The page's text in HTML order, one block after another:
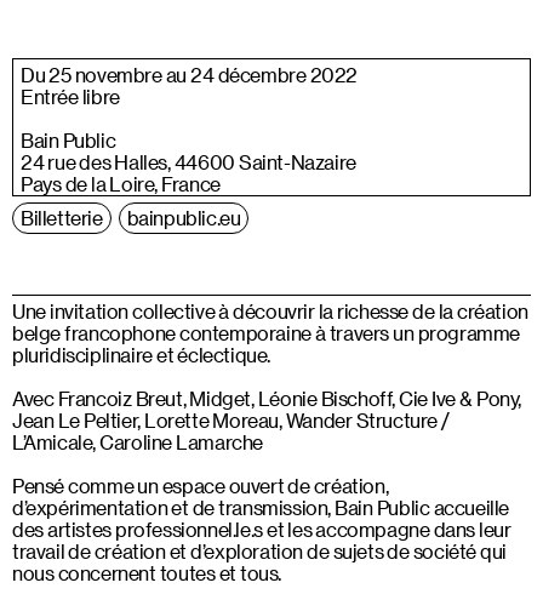
Du 25 novembre au 24 décembre 2022
Entrée libre
Bain Public
24 rue des Halles, 44600 Saint-Nazaire
Pays de la Loire, France
Billetterie
bainpublic.eu
Une invitation collective à découvrir la richesse de la création
belge francophone contemporaine à travers un programme
pluridisciplinaire et éclectique.
Avec Francoiz Breut, Midget, Léonie Bischoff, Cie Ive & Pony,
Jean Le Peltier, Lorette Moreau, Wander Structure /
L’Amicale, Caroline Lamarche
Pensé comme un espace ouvert de création,
d’expérimentation et de transmission, Bain Public accueille
des artistes professionnel.le.s et les accompagne dans leur
travail de création et d’exploration de sujets de société qui
nous concernent toutes et tous.